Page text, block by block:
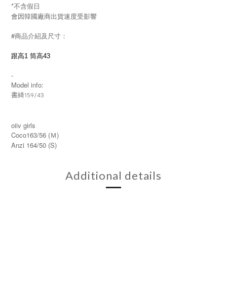
*不含假日
會因韓國廠商出貨速度受影響
#商品介紹及尺寸：
跟高1 筒高43
-
Model info:
書綺159/43
oiiv girls
Coco163/56 (Ｍ)
Anzi 164/50 (S)
Additional details